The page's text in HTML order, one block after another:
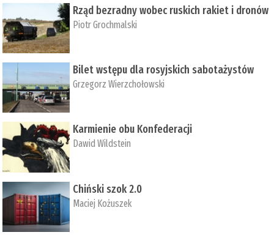
Rząd bezradny wobec ruskich rakiet i dronów
Piotr Grochmalski
Bilet wstępu dla rosyjskich sabotażystów
Grzegorz Wierzchołowski
Karmienie obu Konfederacji
Dawid Wildstein
Chiński szok 2.0
Maciej Kożuszek